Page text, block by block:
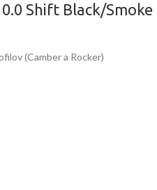
Shift Black/Smoke
(Camber a Rocker)